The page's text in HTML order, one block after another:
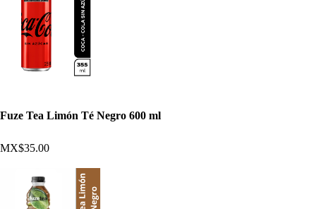
Fuze Tea Limón Té Negro 600 ml
MX$35.00